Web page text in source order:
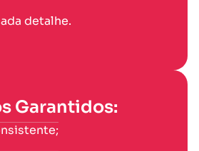
detalhe.
Garantidos: